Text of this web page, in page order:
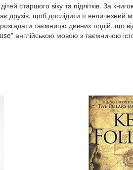
старшого віку та підлітків. За
друзів, щоб дослідити її
таємницю дивних подій, що
англійською мовою з таємничою